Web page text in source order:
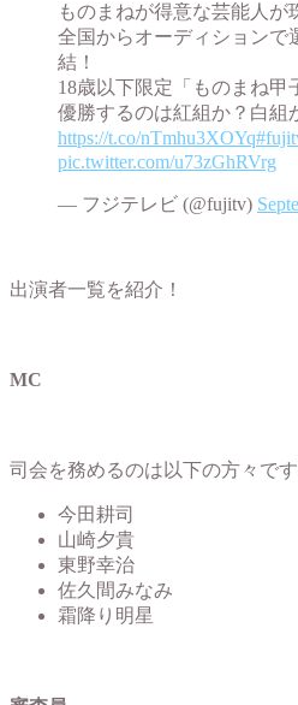
ものまねが得意な芸能人が
全国からオーディションで
結！
18歳以下限定「ものまね甲
優勝するのは紅組か？白組
https://t.co/nTmhu3XOYq
pic.twitter.com/u73zGhRVrg
— フジテレビ (@fujitv)
出演者一覧を紹介！
MC
司会を務めるのは以下の方々です
今田耕司
山崎夕貴
東野幸治
佐久間みなみ
霜降り明星